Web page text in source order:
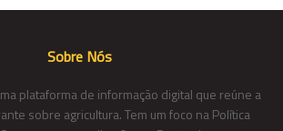
Sobre Nós
plataforma de informação digital que reúne a
sobre agricultura. Tem um foco na Política